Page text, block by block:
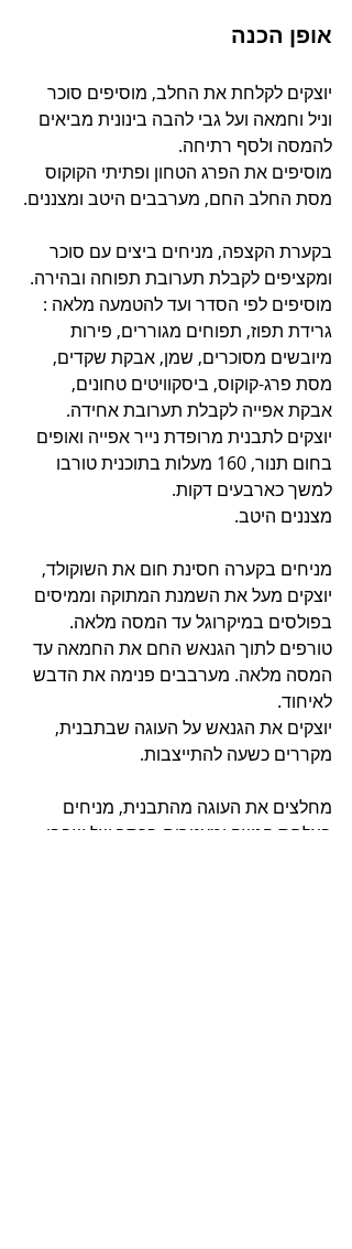
אופן הכנה
יוצקים לקלחת את החלב, מוסיפים סוכר
וניל וחמאה ועל גבי להבה בינונית מביאים
להמסה ולסף רתיחה.
מוסיפים את הפרג הטחון ופתיתי הקוקוס
מסת החלב החם, מערבבים היטב ומצננים.
בקערת הקצפה, מניחים ביצים עם סוכר
ומקציפים לקבלת תערובת תפוחה ובהירה.
מוסיפים לפי הסדר ועד להטמעה מלאה :
גרידת תפוז, תפוחים מגוררים, פירות
מיובשים מסוכרים, שמן, אבקת שקדים,
מסת פרג-קוקוס, ביסקוויטים טחונים,
אבקת אפייה לקבלת תערובת אחידה.
יוצקים לתבנית מרופדת נייר אפייה ואופים
בחום תנור, 160 מעלות בתוכנית טורבו
למשך כארבעים דקות.
מצננים היטב.
מניחים בקערה חסינת חום את השוקולד,
יוצקים מעל את השמנת המתוקה וממיסים
בפולסים במיקרוגל עד המסה מלאה.
טורפים לתוך הגנאש החם את החמאה עד
המסה מלאה. מערבבים פנימה את הדבש
לאיחוד.
יוצקים את הגנאש על העוגה שבתבנית,
מקררים כשעה להתייצבות.
מחלצים את העוגה מהתבנית, מניחים
בצלחת הגשה ומעטרים בכתר של שבבי